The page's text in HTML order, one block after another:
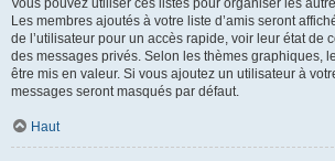
Vous pouvez utiliser ces listes pour organiser les
Les membres ajoutés à votre liste d’amis seront
de l’utilisateur pour un accès rapide, voir leur état de
des messages privés. Selon les thèmes graphiques,
être mis en valeur. Si vous ajoutez un utilisateur à
messages seront masqués par défaut.
Haut